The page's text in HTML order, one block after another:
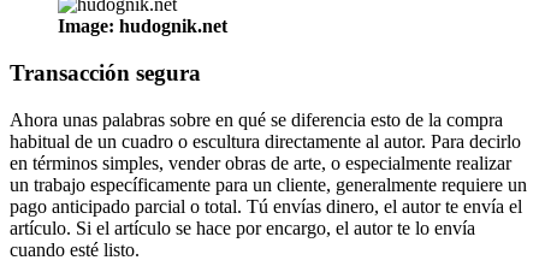
Image: hudognik.net
Transacción segura
Ahora unas palabras sobre en qué se diferencia esto de la compra
habitual de un cuadro o escultura directamente al autor. Para decirlo
en términos simples, vender obras de arte, o especialmente realizar
un trabajo específicamente para un cliente, generalmente requiere un
pago anticipado parcial o total. Tú envías dinero, el autor te envía el
artículo. Si el artículo se hace por encargo, el autor te lo envía
cuando esté listo.